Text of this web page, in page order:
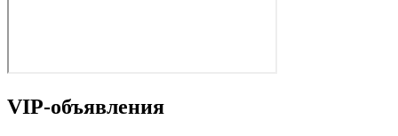
VIP-объявления